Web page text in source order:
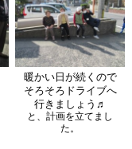
暖かい日が続くので
そろそろドライブへ
行きましょう♬
と、計画を立てまし
た。